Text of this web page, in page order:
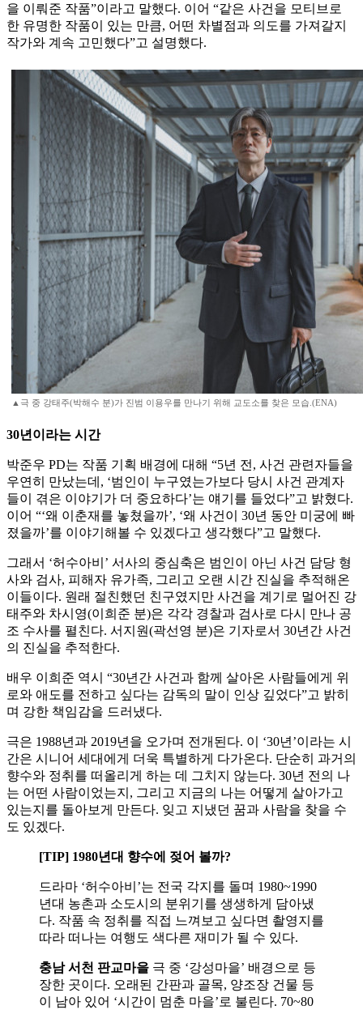
을 이뤄준 작품”이라고 말했다. 이어 “같은 사건을 모티브로
한 유명한 작품이 있는 만큼, 어떤 차별점과 의도를 가져갈지
작가와 계속 고민했다”고 설명했다.
▲극 중 강태주(박해수 분)가 진범 이용우를 만나기 위해 교도소를 찾은 모습.(ENA)
30년이라는 시간
박준우 PD는 작품 기획 배경에 대해 “5년 전, 사건 관련자들을
우연히 만났는데, ‘범인이 누구였는가보다 당시 사건 관계자
들이 겪은 이야기가 더 중요하다’는 얘기를 들었다”고 밝혔다.
이어 “‘왜 이춘재를 놓쳤을까’, ‘왜 사건이 30년 동안 미궁에 빠
졌을까’를 이야기해볼 수 있겠다고 생각했다”고 말했다.
그래서 ‘허수아비’ 서사의 중심축은 범인이 아닌 사건 담당 형
사와 검사, 피해자 유가족, 그리고 오랜 시간 진실을 추적해온
이들이다. 원래 절친했던 친구였지만 사건을 계기로 멀어진 강
태주와 차시영(이희준 분)은 각각 경찰과 검사로 다시 만나 공
조 수사를 펼친다. 서지원(곽선영 분)은 기자로서 30년간 사건
의 진실을 추적한다.
배우 이희준 역시 “30년간 사건과 함께 살아온 사람들에게 위
로와 애도를 전하고 싶다는 감독의 말이 인상 깊었다”고 밝히
며 강한 책임감을 드러냈다.
극은 1988년과 2019년을 오가며 전개된다. 이 ‘30년’이라는 시
간은 시니어 세대에게 더욱 특별하게 다가온다. 단순히 과거의
향수와 정취를 떠올리게 하는 데 그치지 않는다. 30년 전의 나
는 어떤 사람이었는지, 그리고 지금의 나는 어떻게 살아가고
있는지를 돌아보게 만든다. 잊고 지냈던 꿈과 사람을 찾을 수
도 있겠다.
[TIP] 1980년대 향수에 젖어 볼까?
드라마 ‘허수아비’는 전국 각지를 돌며 1980~1990
년대 농촌과 소도시의 분위기를 생생하게 담아냈
다. 작품 속 정취를 직접 느껴보고 싶다면 촬영지를
따라 떠나는 여행도 색다른 재미가 될 수 있다.
충남 서천 판교마을 극 중 ‘강성마을’ 배경으로 등
장한 곳이다. 오래된 간판과 골목, 양조장 건물 등
이 남아 있어 ‘시간이 멈춘 마을’로 불린다. 70~80